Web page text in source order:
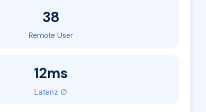
38
Remote User
12ms
Latenz ∅